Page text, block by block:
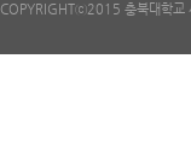
COPYRIGHTⓒ2015 충북대학교